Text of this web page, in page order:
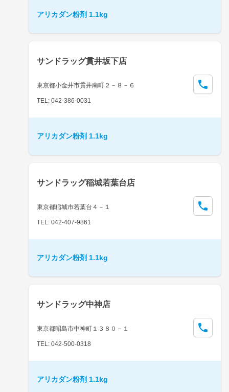
アリカダン粉剤 1.1kg
サンドラッグ貫井坂下店
東京都小金井市貫井南町２－８－６
TEL: 042-386-0031
アリカダン粉剤 1.1kg
サンドラッグ稲城若葉台店
東京都稲城市若葉台４－１
TEL: 042-407-9861
アリカダン粉剤 1.1kg
サンドラッグ中神店
東京都昭島市中神町１３８０－１
TEL: 042-500-0318
アリカダン粉剤 1.1kg